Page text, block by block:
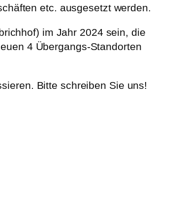
etc. ausgesetzt werden.
im Jahr 2024 sein, die
4 Übergangs-Standorten
Bitte schreiben Sie uns!